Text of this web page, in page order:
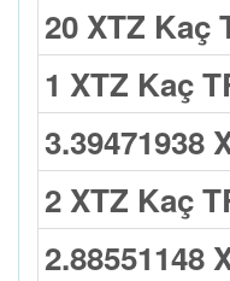
20 XTZ Kaç
1 XTZ Kaç
3.39471938
2 XTZ Kaç
2.88551148